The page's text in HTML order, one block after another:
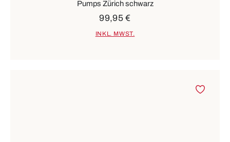
Pumps Zürich schwarz
99,95 €
INKL. MWST.